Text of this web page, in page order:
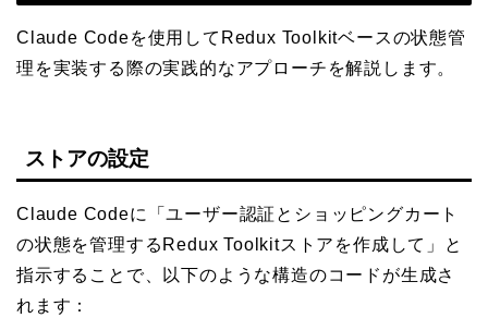
Claude Codeを使用してRedux Toolkitベースの状態管
理を実装する際の実践的なアプローチを解説します。
ストアの設定
Claude Codeに「ユーザー認証とショッピングカート
の状態を管理するRedux Toolkitストアを作成して」と
指示することで、以下のような構造のコードが生成さ
れます：